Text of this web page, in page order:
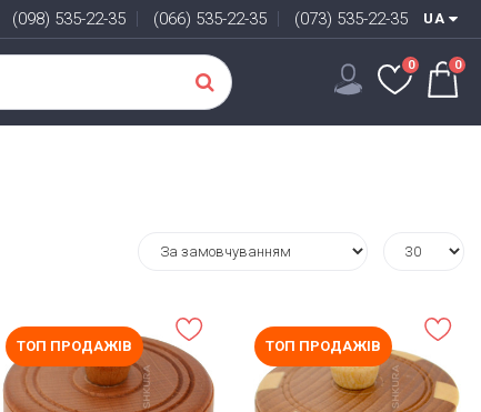
UA
(098) 535-22-35 (066) 535-22-35 (073) 535-22-35
0 0
ТОП ПРОДАЖІВ ТОП ПРОДАЖІВ